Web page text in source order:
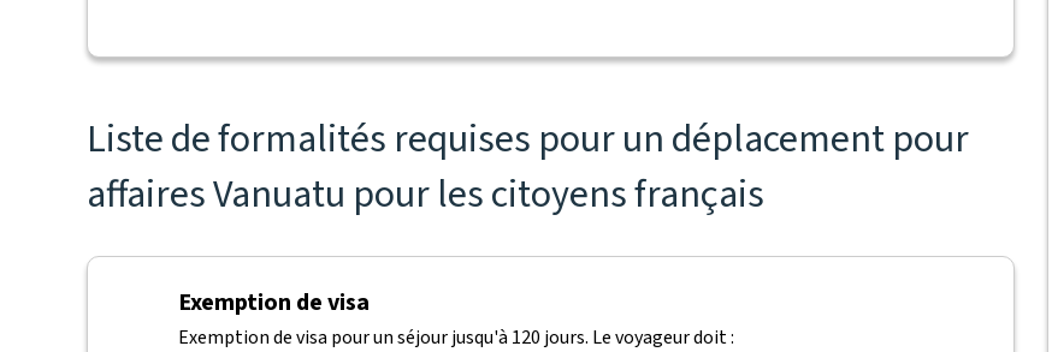
Liste de formalités requises pour un déplacement pour
affaires Vanuatu pour les citoyens français
Exemption de visa
Exemption de visa pour un séjour jusqu'à 120 jours. Le voyageur doit :